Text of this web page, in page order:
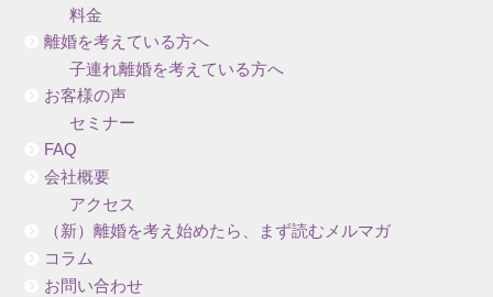
料金
離婚を考えている方へ
子連れ離婚を考えている方へ
お客様の声
セミナー
FAQ
会社概要
アクセス
（新）離婚を考え始めたら、まず読むメルマガ
コラム
お問い合わせ